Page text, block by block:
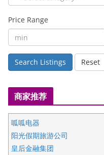
Price Range
Search Listings Reset
商家推荐
呱呱电器
阳光假期旅游公司
皇后金融集团